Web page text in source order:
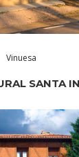
Vinuesa
SANTA